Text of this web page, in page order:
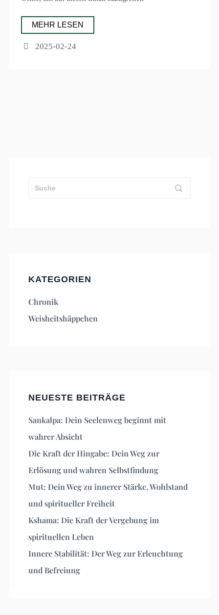
MEHR LESEN
2025-02-24
KATEGORIEN
Chronik
Weisheitshäppchen
NEUESTE BEITRÄGE
Sankalpa: Dein Seelenweg beginnt mit
wahrer Absicht
Die Kraft der Hingabe: Dein Weg zur
Erlösung und wahren Selbstfindung
Mut: Dein Weg zu innerer Stärke, Wohlstand
und spiritueller Freiheit
Kshama: Die Kraft der Vergebung im
spirituellen Leben
Innere Stabilität: Der Weg zur Erleuchtung
und Befreiung